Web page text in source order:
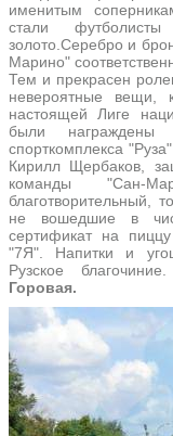
именитым
стали футболисты
золото.Серебро и
Марино"
Тем и прекрасен
невероятные вещи,
настоящей Лиге
были
спорткомплекса
Кирилл Щербаков,
команды "Сан-
благотворительный,
не вошедшие в
сертификат на
"7Я". Напитки и
Рузское
Горовая.